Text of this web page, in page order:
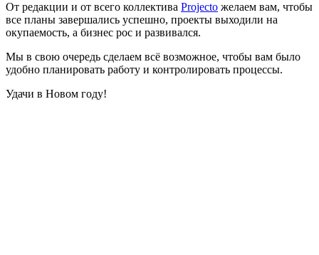
От редакции и от всего коллектива Projecto желаем вам, чтобы
все планы завершались успешно, проекты выходили на
окупаемость, а бизнес рос и развивался.
Мы в свою очередь сделаем всё возможное, чтобы вам было
удобно планировать работу и контролировать процессы.
Удачи в Новом году!